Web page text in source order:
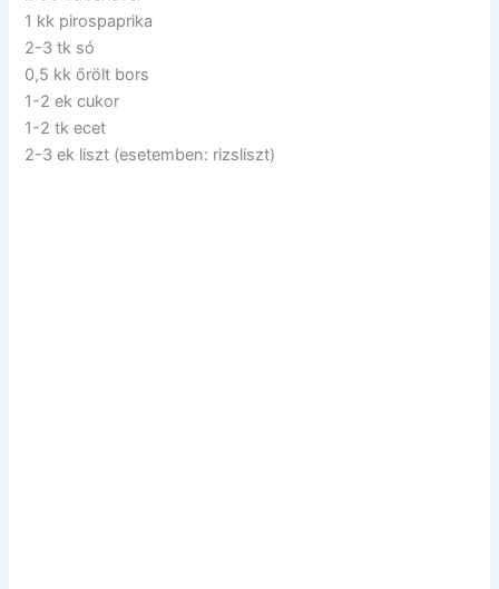
1 kk pirospaprika
2-3 tk só
0,5 kk őrölt bors
1-2 ek cukor
1-2 tk ecet
2-3 ek liszt (esetemben: rizsliszt)